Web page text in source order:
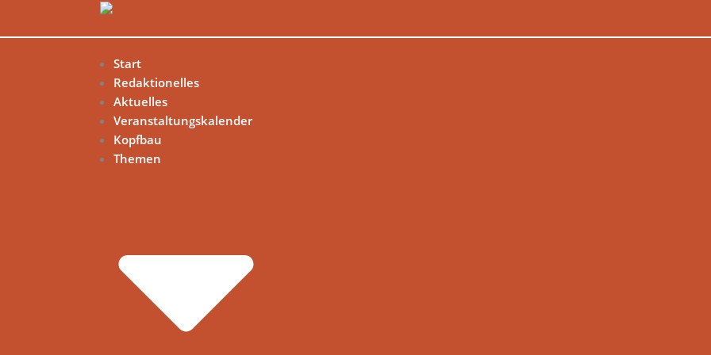
Start
Redaktionelles
Aktuelles
Veranstaltungskalender
Kopfbau
Themen